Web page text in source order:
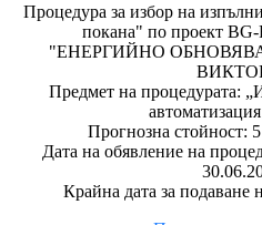
Процедура за избор на
покана" по проект
"ЕНЕРГИЙНО
Предмет на процедурата:
Прогнозна стойност:
Дата на обявление на
Крайна дата за подаване